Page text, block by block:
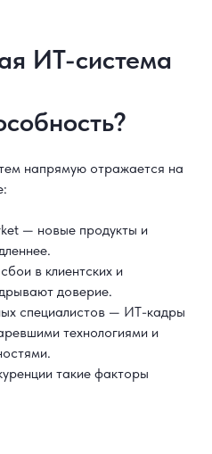
ИТ-система
напрямую отражается на
— новые продукты и
в клиентских и
доверие.
специалистов — ИТ-кадры
технологиями и
такие факторы